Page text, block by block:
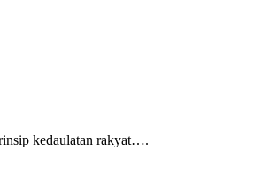
kedaulatan rakyat….